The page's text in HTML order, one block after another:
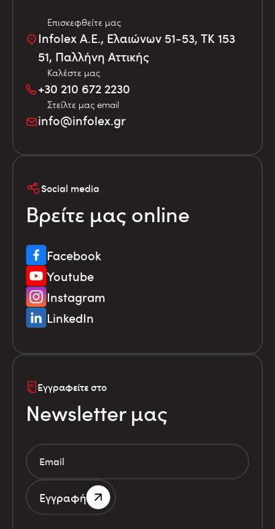
Επισκεφθείτε μας
Infolex Α.Ε., Ελαιώνων 51-53, TK 153
51, Παλλήνη Αττικής
Καλέστε μας
+30 210 672 2230
Στείλτε μας email
info@infolex.gr
Social media
Βρείτε μας online
Facebook
Youtube
Instagram
LinkedIn
Εγγραφείτε στο
Newsletter μας
Εγγραφή